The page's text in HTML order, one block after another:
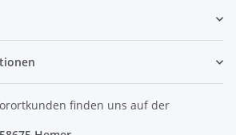
finden uns auf der